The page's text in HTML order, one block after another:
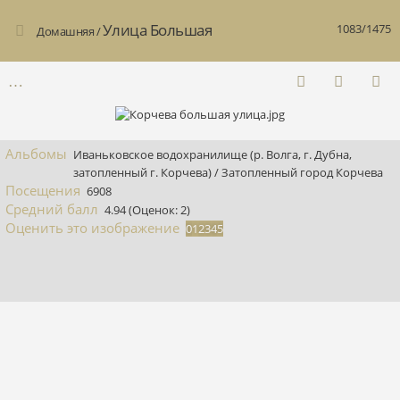
1083/1475
Домашняя/Улица Большая
Альбомы Иваньковское водохранилище (р. Волга, г. Дубна,
затопленный г. Корчева)/Затопленный город Корчева
Посещения 6908
Средний балл 4.94(Оценок: 2)
Оценить это изображение